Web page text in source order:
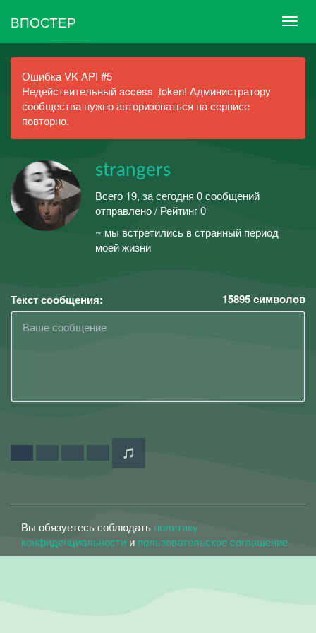
ВПОСТЕР
Ошибка VK API #5
Недействительный access_token! Администратору
сообщества нужно авторизоваться на сервисе
повторно.
strangers
Всего 19, за сегодня 0 сообщений
отправлено / Рейтинг 0
~ мы встретились в странный период
моей жизни
Текст сообщения: 15895символов
Вы обязуетесь соблюдать политику
конфиденциальности и пользовательское соглашение